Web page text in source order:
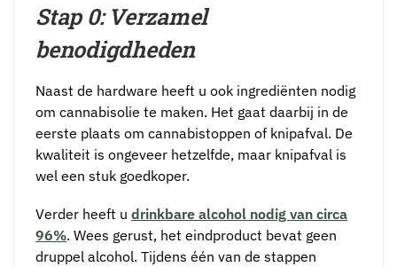
Stap 0: Verzamel
benodigdheden
Naast de hardware heeft u ook ingrediënten nodig
om cannabisolie te maken. Het gaat daarbij in de
eerste plaats om cannabistoppen of knipafval. De
kwaliteit is ongeveer hetzelfde, maar knipafval is
wel een stuk goedkoper.
Verder heeft u drinkbare alcohol nodig van circa
96%. Wees gerust, het eindproduct bevat geen
druppel alcohol. Tijdens één van de stappen